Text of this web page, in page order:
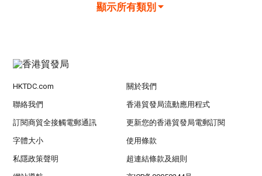
顯示所有類別
HKTDC.com 關於我們
聯絡我們 香港貿發局流動應用程式
訂閱商貿全接觸電郵通訊 更新您的香港貿發局電郵訂閱
字體大小 使用條款
私隱政策聲明 超連結條款及細則